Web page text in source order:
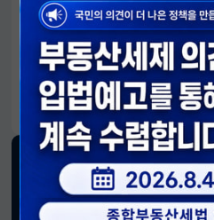
알림판
국민이 만든 대전환의 길-회복과 도
재정경제부
블로그페이스북
트